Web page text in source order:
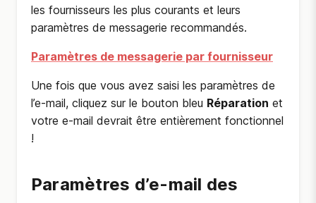
les fournisseurs les plus courants et leurs
paramètres de messagerie recommandés.
Paramètres de messagerie par fournisseur
Une fois que vous avez saisi les paramètres de
l’e-mail, cliquez sur le bouton bleu Réparation et
votre e-mail devrait être entièrement fonctionnel
!
Paramètres d’e-mail des